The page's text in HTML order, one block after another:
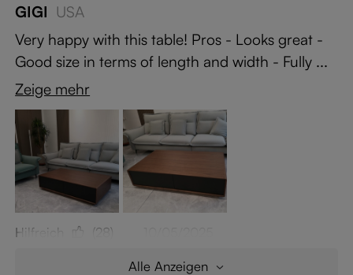
GIGI USA
Very happy with this table! Pros - Looks great -
Good size in terms of length and width - Fully ...
Zeige mehr
Hilfreich (28)
Alle Anzeigen